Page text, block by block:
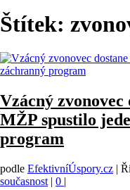
Štítek:
Vzácný zvonovec
MŽP spustilo
program
podle EfektivníÚspory.cz |
současnost | 0 |